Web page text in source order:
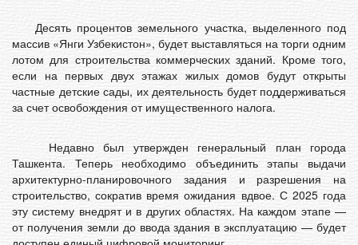
Десять процентов земельного участка, выделенного под
массив «Янги Узбекистон», будет выставляться на торги одним
лотом для строительства коммерческих зданий. Кроме того,
если на первых двух этажах жилых домов будут открыты
частные детские сады, их деятельность будет поддерживаться
за счет освобождения от имущественного налога.
Недавно был утвержден генеральный план города
Ташкента. Теперь необходимо объединить этапы выдачи
архитектурно-планировочного задания и разрешения на
строительство, сократив время ожидания вдвое. С 2025 года
эту систему внедрят и в других областях. На каждом этапе —
от получения земли до ввода здания в эксплуатацию — будет